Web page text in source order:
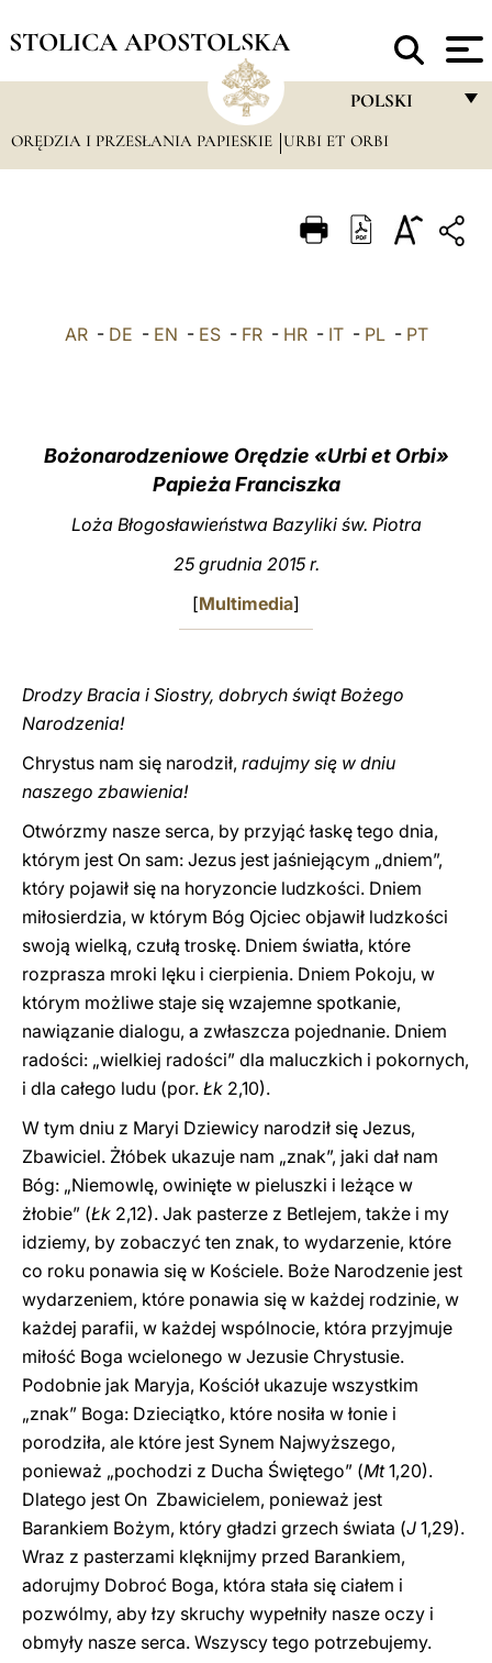
STOLICA APOSTOLSKA
POLSKI
FRANÇAIS
ITALIANO
العربيّة
LATINE
ORĘDZIA I PRZESŁANIA PAPIESKIE URBI ET ORBI
AR- DE - EN - ES- FR- HR- IT- PL- PT
Bożonarodzeniowe Orędzie «Urbi et Orbi»
Papieża Franciszka
Loża Błogosławieństwa Bazyliki św. Piotra
25 grudnia 2015 r.
[Multimedia]
Drodzy Bracia i Siostry, dobrych świąt Bożego
Narodzenia!
Chrystus nam się narodził, radujmy się w dniu
naszego zbawienia!
Otwórzmy nasze serca, by przyjąć łaskę tego dnia,
którym jest On sam: Jezus jest jaśniejącym „dniem”,
który pojawił się na horyzoncie ludzkości. Dniem
miłosierdzia, w którym Bóg Ojciec objawił ludzkości
swoją wielką, czułą troskę. Dniem światła, które
rozprasza mroki lęku i cierpienia. Dniem Pokoju, w
którym możliwe staje się wzajemne spotkanie,
nawiązanie dialogu, a zwłaszcza pojednanie. Dniem
radości: „wielkiej radości” dla maluczkich i pokornych,
i dla całego ludu (por. Łk 2,10).
W tym dniu z Maryi Dziewicy narodził się Jezus,
Zbawiciel. Żłóbek ukazuje nam „znak”, jaki dał nam
Bóg: „Niemowlę, owinięte w pieluszki i leżące w
żłobie” (Łk 2,12). Jak pasterze z Betlejem, także i my
idziemy, by zobaczyć ten znak, to wydarzenie, które
co roku ponawia się w Kościele. Boże Narodzenie jest
wydarzeniem, które ponawia się w każdej rodzinie, w
każdej parafii, w każdej wspólnocie, która przyjmuje
miłość Boga wcielonego w Jezusie Chrystusie.
Podobnie jak Maryja, Kościół ukazuje wszystkim
„znak” Boga: Dzieciątko, które nosiła w łonie i
porodziła, ale które jest Synem Najwyższego,
ponieważ „pochodzi z Ducha Świętego” (Mt1,20).
Dlatego jest On Zbawicielem, ponieważ jest
Barankiem Bożym, który gładzi grzech świata (J 1,29).
Wraz z pasterzami klęknijmy przed Barankiem,
adorujmy Dobroć Boga, która stała się ciałem i
pozwólmy, aby łzy skruchy wypełniły nasze oczy i
obmyły nasze serca. Wszyscy tego potrzebujemy.